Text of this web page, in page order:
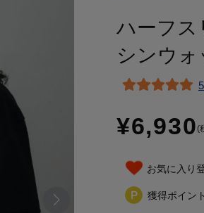
ハーフス
シンウォ
¥6,930(
お気に入り
獲得ポイン